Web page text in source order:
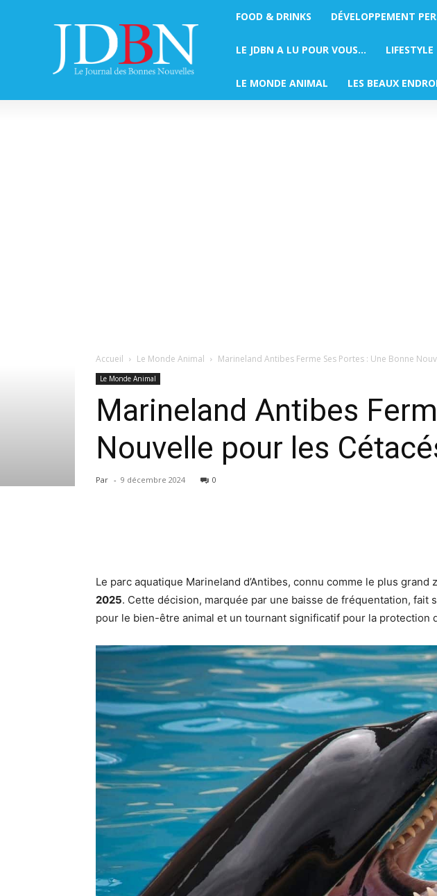
FOOD & DRINKS DÉVELOPPEMENT
LE JDBN A LU POUR VOUS… LIFESTYLE
LE MONDE ANIMAL LES BEAUX
Accueil Le Monde Animal Marineland Antibes Ferme Ses Portes : Une Bonne
Le Monde Animal
Marineland Antibes
Nouvelle pour les
Par - 9 décembre 2024 0
Le parc aquatique Marineland d’Antibes, connu comme le plus
2025. Cette décision, marquée par une baisse de fréquentation,
pour le bien-être animal et un tournant significatif pour la protection